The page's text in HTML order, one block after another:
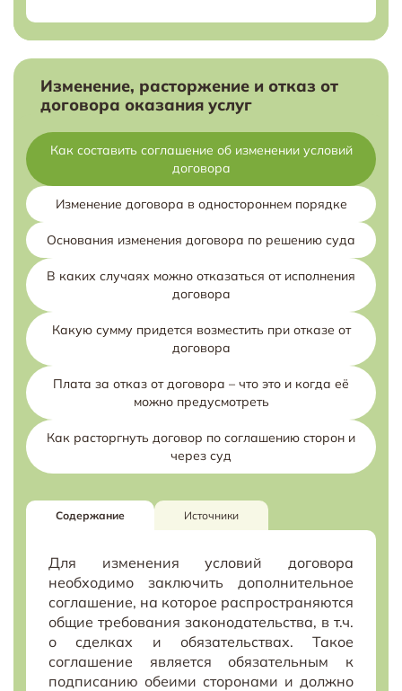
Изменение, расторжение и отказ от
договора оказания услуг
Как составить соглашение об изменении условий
договора
Изменение договора в одностороннем порядке
Основания изменения договора по решению суда
В каких случаях можно отказаться от исполнения
договора
Какую сумму придется возместить при отказе от
договора
Плата за отказ от договора – что это и когда её
можно предусмотреть
Как расторгнуть договор по соглашению сторон и
через суд
Содержание Источники
Для изменения условий договора
необходимо заключить дополнительное
соглашение, на которое распространяются
общие требования законодательства, в т.ч.
о сделках и обязательствах. Такое
соглашение является обязательным к
подписанию обеими сторонами и должно